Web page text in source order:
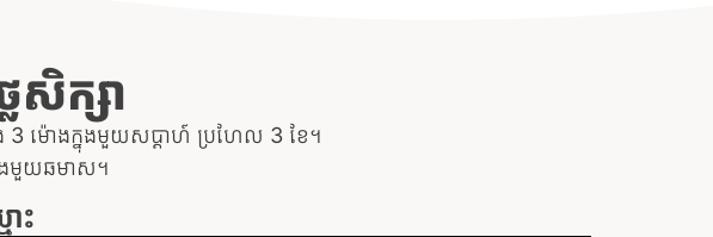
ៃសិក្សា
ម៉ោងក្នុងមួយសប្តាហ៍ ប្រហែល 3 ខែ។
ងមួយឆមាស។
ះ